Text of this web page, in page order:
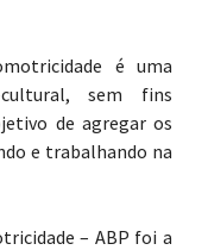
é uma
sem fins
de agregar os
e trabalhando na
– ABP foi a